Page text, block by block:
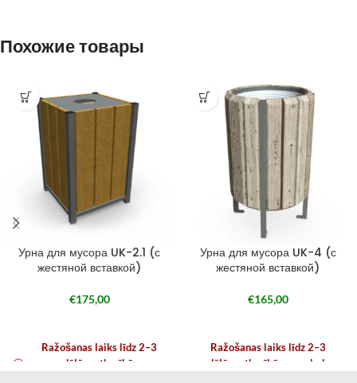
Похожие товары
Урна для мусора UK-2.1 (с
жестяной вставкой)
€175,00
Ražošanas laiks līdz 2–3
nedēļām atkarībā no
Урна для мусора UK-4 (с
жестяной вставкой)
€165,00
Ražošanas laiks līdz 2–3
nedēļām atkarībā no noslodzes